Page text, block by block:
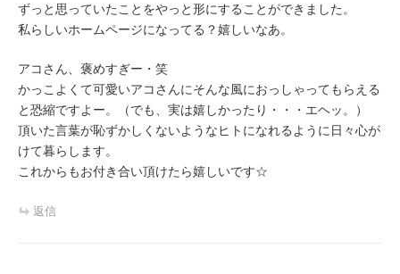
ずっと思っていたことをやっと形にすることができました。
私らしいホームページになってる？嬉しいなあ。
アコさん、褒めすぎー・笑
かっこよくて可愛いアコさんにそんな風におっしゃってもらえる
と恐縮ですよー。（でも、実は嬉しかったり・・・エヘッ。）
頂いた言葉が恥ずかしくないようなヒトになれるように日々心が
けて暮らします。
これからもお付き合い頂けたら嬉しいです☆
返信